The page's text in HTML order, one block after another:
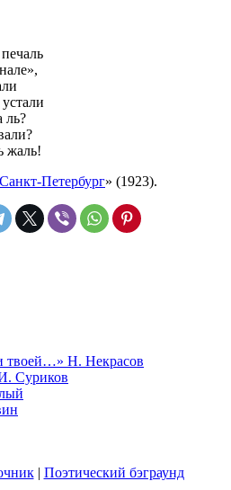
ль?
жаль!
Петербург» (1923).
твоей…» Н. Некрасов
Суриков
| Поэтический бэграунд